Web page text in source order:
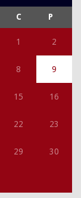
C P
1 2
8 9
15 16
22 23
29 30